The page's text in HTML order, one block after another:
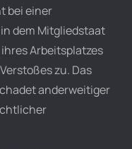
bei einer
dem Mitgliedstaat
Arbeitsplatzes
zu. Das
anderweitiger